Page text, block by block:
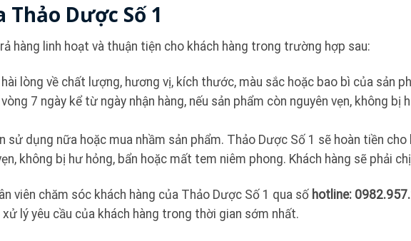
Dược Số 1
hàng linh hoạt và thuận tiện cho khách hàng trong trường hợp sau:
lòng về chất lượng, hương vị, kích thước, màu sắc hoặc bao bì của sản
7 ngày kể từ ngày nhận hàng, nếu sản phẩm còn nguyên vẹn, không bị
sử dụng nữa hoặc mua nhầm sản phẩm. Thảo Dược Số 1 sẽ hoàn tiền
không bị hư hỏng, bẩn hoặc mất tem niêm phong. Khách hàng sẽ phải
viên chăm sóc khách hàng của Thảo Dược Số 1 qua số hotline:
lý yêu cầu của khách hàng trong thời gian sớm nhất.